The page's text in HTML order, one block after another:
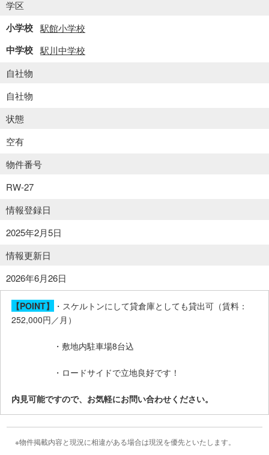
学区
小学校 駅館小学校
中学校 駅川中学校
自社物
自社物
状態
空有
物件番号
RW-27
情報登録日
2025年2月5日
情報更新日
2026年6月26日
【POINT】
・スケルトンにして貸倉庫としても貸出可（賃料：
252,000円／月）
・敷地内駐車場8台込
・ロードサイドで立地良好です！
内見可能ですので、お気軽にお問い合わせください。
物件掲載内容と現況に相違がある場合は現況を優先といたします。